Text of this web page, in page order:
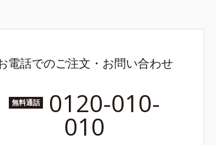
電話でのご注文・お問い合わせ
無料通話 0120-010-
010